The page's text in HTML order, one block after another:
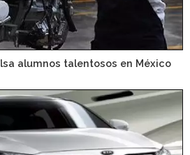
alumnos talentosos en México